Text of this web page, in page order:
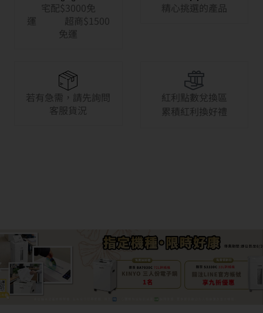
宅配$3000免
運 超商$1500
免運
精心挑選的產品
若有急需，請先詢問
客服貨況
紅利點數兌換區
累積紅利換好禮